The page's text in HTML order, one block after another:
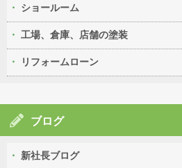
ショールーム
工場、倉庫、店舗の塗装
リフォームローン
ブログ
新社長ブログ